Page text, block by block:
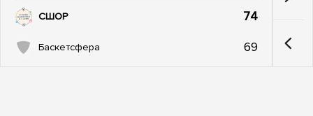
СШОР 74
Баскетсфера 69